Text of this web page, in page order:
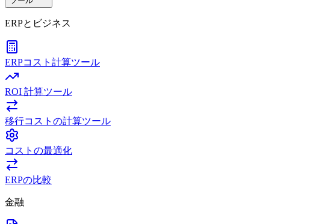
ERPとビジネス
ERPコスト計算ツール
ROI 計算ツール
移行コストの計算ツール
コストの最適化
ERPの比較
金融